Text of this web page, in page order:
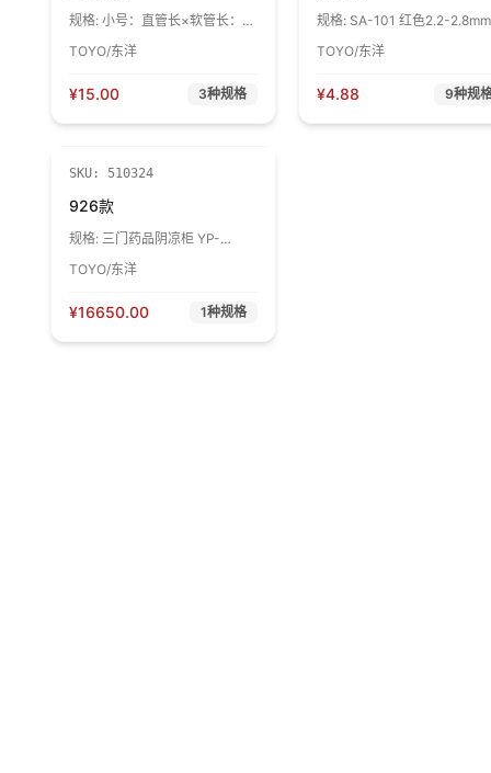
规格: 小号：直管长×软管长：
TOYO/东洋
¥15.00 3种规格
规格: SA-101 红色2.2-
TOYO/东洋
¥4.88 9种规
SKU: 510324
926款
规格: 三门药品阴凉柜 YP-
TOYO/东洋
¥16650.00 1种规格